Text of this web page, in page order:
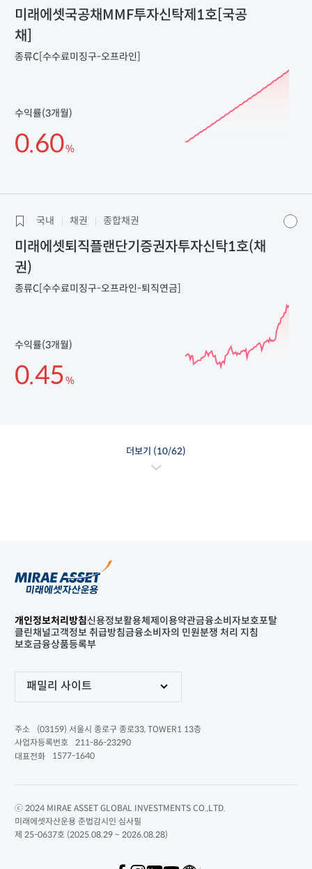
미래에셋국공채MMF투자신탁제1호[국공
채]
종류C[수수료미징구-오프라인]
수익률(3개월)
0.60%
국내 채권 종합채권
미래에셋퇴직플랜단기증권자투자신탁1호(채
권)
종류C[수수료미징구-오프라인-퇴직연금]
수익률(3개월)
0.45%
더보기 (10/62)
개인정보처리방침신용정보활용체제 이용약관금융소비자보호포탈
클린채널고객정보 취급방침금융소비자의 민원분쟁 처리 지침
보호금융상품등록부
패밀리 사이트
주소
(03159) 서울시 종로구 종로33, TOWER1 13층
사업자등록번호
211-86-23290
대표전화
1577-1640
ⓒ 2024 MIRAE ASSET GLOBAL INVESTMENTS CO.,LTD.
미래에셋자산운용 준법감시인 심사필
제 25-0637호 (2025.08.29 ~ 2026.08.28)